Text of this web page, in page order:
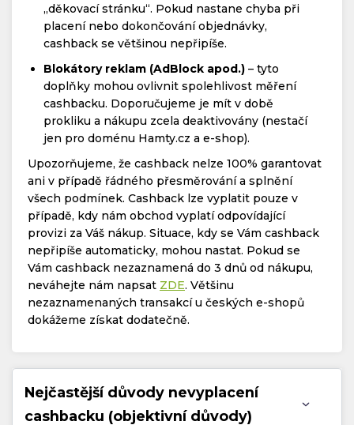
„děkovací stránku“. Pokud nastane chyba při
placení nebo dokončování objednávky,
cashback se většinou nepřipíše.
Blokátory reklam (AdBlock apod.) – tyto
doplňky mohou ovlivnit spolehlivost měření
cashbacku. Doporučujeme je mít v době
prokliku a nákupu zcela deaktivovány (nestačí
jen pro doménu Hamty.cz a e-shop).
Upozorňujeme, že cashback nelze 100% garantovat
ani v případě řádného přesměrování a splnění
všech podmínek. Cashback lze vyplatit pouze v
případě, kdy nám obchod vyplatí odpovídající
provizi za Váš nákup. Situace, kdy se Vám cashback
nepřipíše automaticky, mohou nastat. Pokud se
Vám cashback nezaznamená do 3 dnů od nákupu,
neváhejte nám napsat ZDE. Většinu
nezaznamenaných transakcí u českých e-shopů
dokážeme získat dodatečně.
Nejčastější důvody nevyplacení
cashbacku (objektivní důvody)